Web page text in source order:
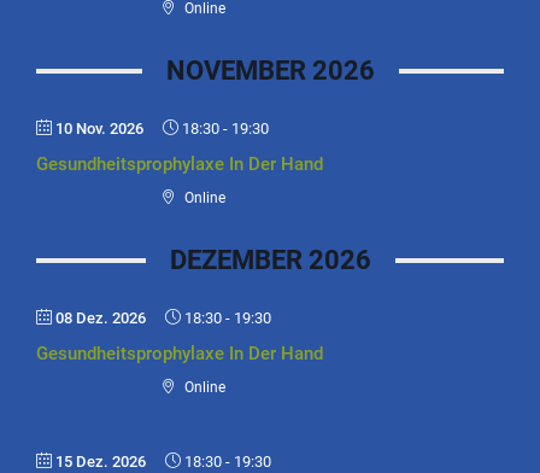
Online
NOVEMBER 2026
10 Nov. 2026 18:30 - 19:30
Gesundheitsprophylaxe In Der Hand
Online
DEZEMBER 2026
08 Dez. 2026 18:30 - 19:30
Gesundheitsprophylaxe In Der Hand
Online
15 Dez. 2026 18:30 - 19:30